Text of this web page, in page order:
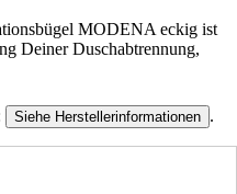
MODENA eckig ist
Deiner Duschabtrennung,
Siehe Herstellerinformationen .